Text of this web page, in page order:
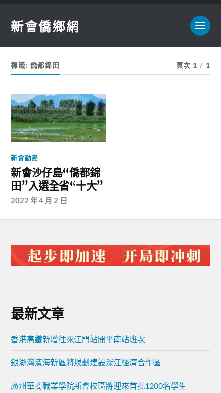
新會僑鄉網
標籤:僑都錦田 頁次 1 / 1
新會動態
新會沙仔島“僑都錦
田”入選全省“十大”
2022 年 4 月 2 日
最新文章
香港高鐵新增往來江門站開平南站班次
銀湖灣濱海新區將規劃建設深江經濟合作區
廣州華商職業學院新會校區將迎來首批1200名學生